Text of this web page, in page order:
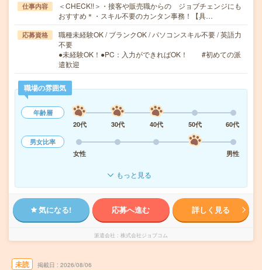
仕事内容
＜CHECK!!＞・接客や販売職からの ジョブチェンジにも
おすすめ＊・スキル不要のカンタン事務！【具…
応募資格
職種未経験OK / ブランクOK / パソコンスキル不要 / 英語力
不要
●未経験OK！●PC：入力ができればOK！ #初めての派
遣歓迎
職場の雰囲気
年齢層
20代
30代 40代 50代
60代
男女比率
女性
男性
もっと見る
気になる! 応募へ進む 詳しく見る
派遣会社 株式会社ジョブコム
未読 掲載日 2026/08/06